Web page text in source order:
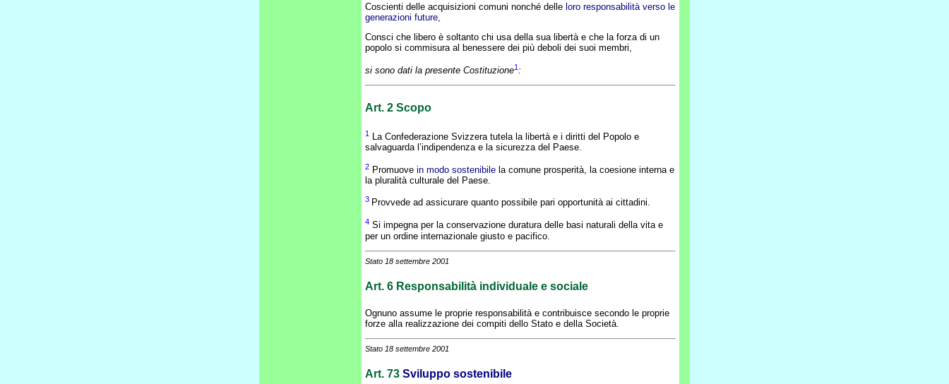
Coscienti delle acquisizioni comuni nonché delle loro responsabilità verso le
generazioni future,
Consci che libero è soltanto chi usa della sua libertà e che la forza di un
popolo si commisura al benessere dei più deboli dei suoi membri,
si sono dati la presente Costituzione1:
Art. 2 Scopo
1
La Confederazione Svizzera tutela la libertà e i diritti del Popolo e
salvaguarda l’indipendenza e la sicurezza del Paese.
2 Promuove in modo sostenibile la comune prosperità, la coesione interna e
la pluralità culturale del Paese.
3 Provvede ad assicurare quanto possibile pari opportunità ai cittadini.
4 Si impegna per la conservazione duratura delle basi naturali della vita e
per un ordine internazionale giusto e pacifico.
Stato 18 settembre 2001
Art. 6 Responsabilità individuale e sociale
Ognuno assume le proprie responsabilità e contribuisce secondo le proprie
forze alla realizzazione dei compiti dello Stato e della Società.
Stato 18 settembre 2001
Art. 73 Sviluppo sostenibile